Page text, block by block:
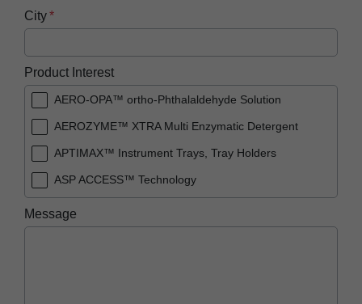
City
Product Interest
AERO-OPA™ ortho-Phthalaldehyde Solution
AEROZYME™ XTRA Multi Enzymatic Detergent
APTIMAX™​ Instrument Trays, Tray Holders
ASP ACCESS™​ Technology
Reprocessor
Message